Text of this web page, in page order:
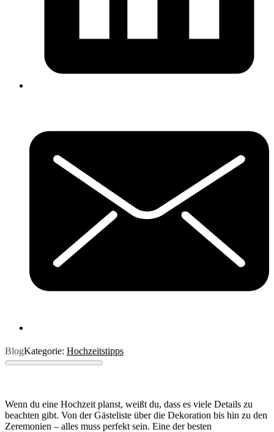
BlogKategorie: Hochzeitstipps
Wenn du eine Hochzeit planst, weißt du, dass es viele Details zu
beachten gibt. Von der Gästeliste über die Dekoration bis hin zu den
Zeremonien – alles muss perfekt sein. Eine der besten